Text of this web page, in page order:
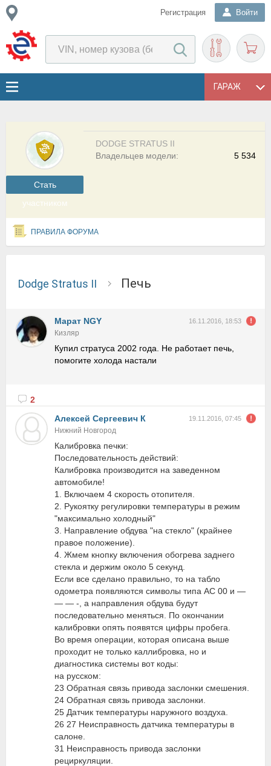
Регистрация Войти
ГАРАЖ
Cтать
участником
DODGE STRATUS II
5 534
Владельцев модели:
ПРАВИЛА ФОРУМА
Dodge Stratus II Печь
Марат NGY 16.11.2016, 18:53
Кизляр
Купил стратуса 2002 года. Не работает печь,
помогите холода настали
2
Алексей Сергеевич К
19.11.2016, 07:45
Нижний Новгород
Калибровка печки:
Последовательность действий:
Калибровка производится на заведенном
автомобиле!
1. Включаем 4 скорость отопителя.
2. Рукоятку регулировки температуры в режим
"максимально холодный"
3. Направление обдува "на стекло" (крайнее
правое положение).
4. Жмем кнопку включения обогрева заднего
стекла и держим около 5 секунд.
Если все сделано правильно, то на табло
одометра появляются символы типа АС 00 и —
— — -, а направления обдува будут
последовательно меняться. По окончании
калибровки опять появятся цифры пробега.
Во время операции, которая описана выше
проходит не только каллибровка, но и
диагностика системы вот коды:
на русском:
23 Обратная связь привода заслонки смешения.
24 Обратная связь привода заслонки.
25 Датчик температуры наружного воздуха.
26 27 Неисправность датчика температуры в
салоне.
31 Неисправность привода заслонки
рециркуляции.